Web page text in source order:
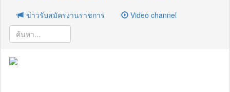
ข่าวรับสมัครงานราชการ
Video channel